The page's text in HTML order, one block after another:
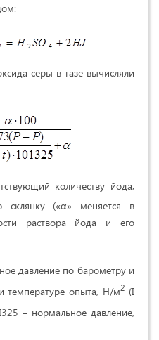
серы в газе вычисляли
количеству йода,
склянку («α» меняется в
раствора йода и его
давление по барометру и
температуре опыта, Н/м2 (I
– нормальное давление,